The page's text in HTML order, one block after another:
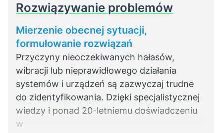
Rozwiązywanie problemów
Mierzenie obecnej sytuacji,
formułowanie rozwiązań
Przyczyny nieoczekiwanych hałasów,
wibracji lub nieprawidłowego działania
systemów i urządzeń są zazwyczaj trudne
do zidentyfikowania. Dzięki specjalistycznej
wiedzy i ponad 20-letniemu doświadczeniu
w